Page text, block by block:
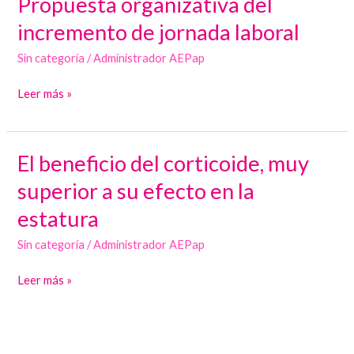
incremento de jornada laboral
Sin categoría /Administrador AEPap
organizativa
del
incremento
jornada
Leer más »
El beneficio del corticoide, muy
superior a su efecto en la
estatura
Sin categoría /Administrador AEPap
El
del
corticoide,
muy
a
Leer más »